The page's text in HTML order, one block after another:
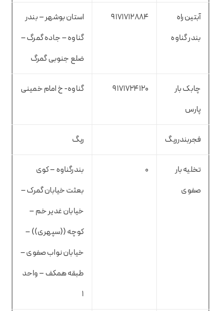
آبتین راه
بندر گناوه
9171712884
استان بوشهر – بندر
گناوه – جاده گمرگ –
ضلع جنوبی گمرگ
چابک بار
پارس
9171724120 گناوه- خ امام خمینی
فجربندرریگ ریگ
تخلیه بار
صفوی
0
بندرگناوه – کوی
بعثت خیابان گمرک –
خیابان غدیر خم –
کوچه ((سپهری)) –
خیابان نواب صفوی –
طبقه همکف – واحد
۱